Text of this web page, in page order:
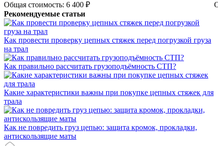
Общая стоимость: 6 400 ₽
Рекомендуемые статьи
Как провести проверку цепных стяжек перед погрузкой груза
на трал
Как правильно рассчитать грузоподъёмность СТП?
Какие характеристики важны при покупке цепных стяжек для
трала
Как не повредить груз цепью: защита кромок, прокладки,
антискользящие маты